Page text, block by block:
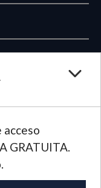
acceso
GRATUITA.